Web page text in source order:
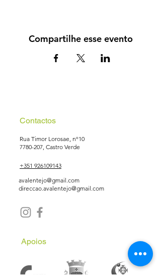
Compartilhe esse evento
Contactos
Rua Timor Lorosae, nº10
7780-207, Castro Verde
+351 926109143
avalentejo@gmail.com
direccao.avalentejo@gmail.com
Apoios